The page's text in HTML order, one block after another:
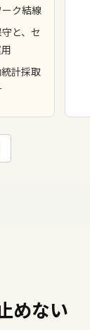
ク結線
と、セ
計採取
めない